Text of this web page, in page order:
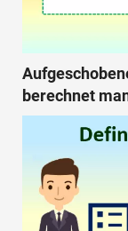
berechnet